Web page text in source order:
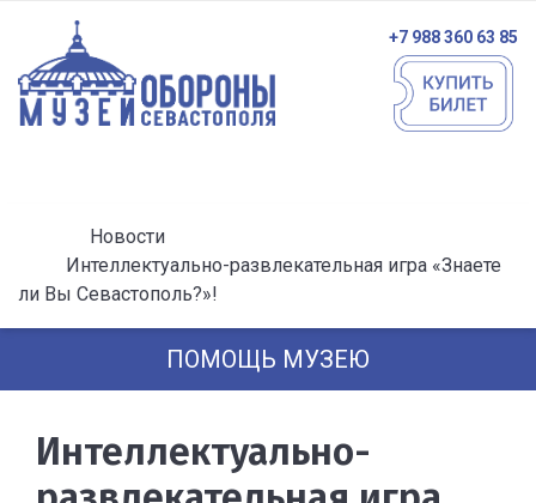
+7 988 360 63 85
Новости
Интеллектуально-развлекательная игра «Знаете
ли Вы Севастополь?»!
ПОМОЩЬ МУЗЕЮ
Интеллектуально-